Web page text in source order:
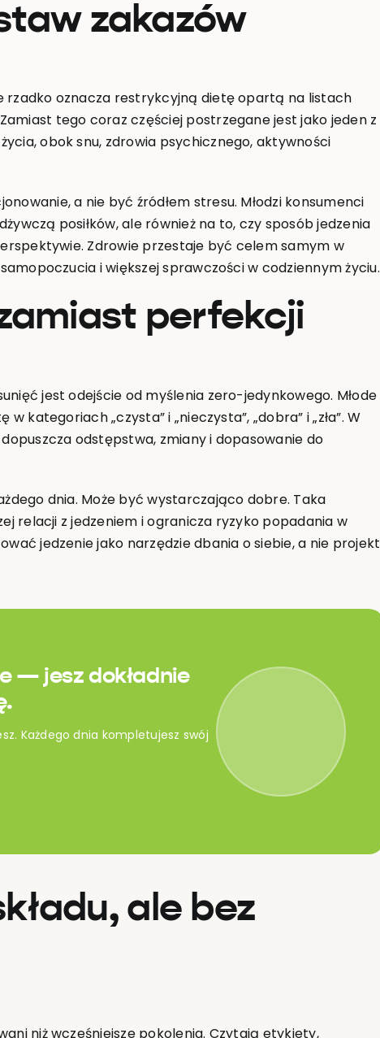
zakazów
rzadko oznacza restrykcyjną dietę opartą na listach
tego coraz częściej postrzegane jest jako jeden z
obok snu, zdrowia psychicznego, aktywności
a nie być źródłem stresu. Młodzi konsumenci
posiłków, ale również na to, czy sposób jedzenia
Zdrowie przestaje być celem samym w
i większej sprawczości w codziennym życiu.
perfekcji
jest odejście od myślenia zero-jedynkowego. Młode
kategoriach „czysta” i „nieczysta”, „dobra” i „zła”. W
odstępstwa, zmiany i dopasowanie do
dnia. Może być wystarczająco dobre. Taka
relacji z jedzeniem i ogranicza ryzyko popadania w
jedzenie jako narzędzie dbania o siebie, a nie projekt
— jesz dokładnie
Każdego dnia kompletujesz swój
ale bez
niż wcześniejsze pokolenia. Czytają etykiety,